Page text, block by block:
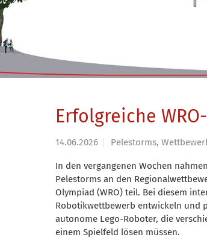
Erfolgreiche
14.06.2026 Pelestorms,
In den vergangenen Wochen
Pelestorms an den
Olympiad (WRO) teil. Bei diesem
Robotikwettbewerb entwickeln und
autonome Lego-Roboter, die
einem Spielfeld lösen müssen.